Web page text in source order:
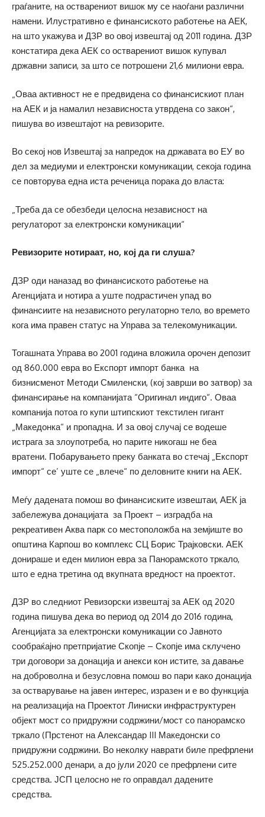
граѓаните, на остварениот вишок му се наоѓани различни
намени. Илустративно е финансиското работење на АЕК,
на што укажува и ДЗР во овој извештај од 2011 година. ДЗР
констатира дека АЕК со остварениот вишок купувал
државни записи, за што се потрошени 21,6 милиони евра.
„Оваа активност не е предвидена со финансискиот план
на АЕК и ја намалил независноста утврдена со закон“,
пишува во извештајот на ревизорите.
Во секој нов Извештај за напредок на државата во ЕУ во
дел за медиуми и електронски комуникации, секоја година
се повторува една иста реченица порака до власта:
„Треба да се обезбеди целосна независност на
регулаторот за електронски комуникации“
Ревизорите нотираат, но, кој да ги слуша?
ДЗР оди наназад во финансиското работење на
Агенцијата и нотира а уште подрастичен упад во
финансиите на независното регулаторно тело, во времето
кога има правен статус на Управа за телекомуникации.
Тогашната Управа во 2001 година вложила орочен депозит
од 860.000 евра во Експорт импорт банка на
бизнисменот Методи Смиленски, (кој заврши во затвор) за
финансирање на компанијата “Оригинал индиго“. Оваа
компанија потоа го купи штипскиот текстилен гигант
„Македонка“ и пропадна. И за овој случај се водеше
истрага за злоупотреба, но парите никогаш не беа
вратени. Побарувањето преку банката во стечај „Експорт
импорт“ се’ уште се „влече“ по деловните книги на АЕК.
Меѓу дадената помош во финансиските извештаи, АЕК ја
забележува донацијата за Проект – изградба на
рекреативен Аква парк со местоположба на земјиште во
општина Карпош во комплекс СЦ Борис Трајковски. АЕК
донираше и еден милион евра за Панорамското тркало,
што е една третина од вкупната вредност на проектот.
ДЗР во следниот Ревизорски извештај за АЕК од 2020
година пишува дека во период од 2014 до 2016 година,
Агенцијата за електронски комуникации со Јавното
сообраќајно претпријатие Скопје – Скопје има склучено
три договори за донација и анекси кон истите, за давање
на доброволна и безусловна помош во пари како донација
за остварување на јавен интерес, изразен и е во функција
на реализација на Проектот Линиски инфраструктурен
објект мост со придружни содржини/мост со панорамско
тркало (Прстенот на Александар III Македонски со
придружни содржини. Во неколку наврати биле префрлени
525.252.000 денари, а до јули 2020 се префрлени сите
средства. ЈСП целосно не го оправдал дадените
средства.